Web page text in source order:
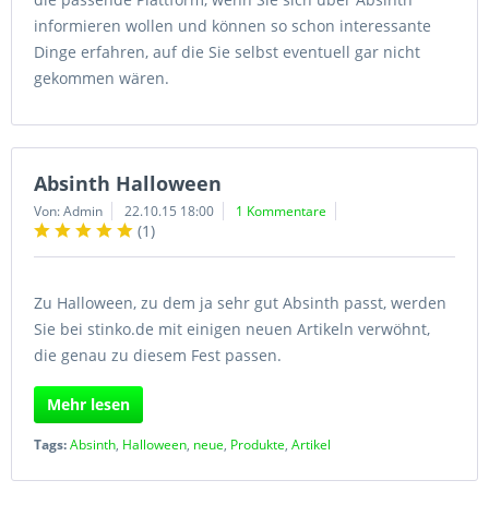
informieren wollen und können so schon interessante
Dinge erfahren, auf die Sie selbst eventuell gar nicht
gekommen wären.
Absinth Halloween
Von: Admin 22.10.15 18:00 1 Kommentare
(1)
Zu Halloween, zu dem ja sehr gut Absinth passt, werden
Sie bei stinko.de mit einigen neuen Artikeln verwöhnt,
die genau zu diesem Fest passen.
Mehr lesen
Tags:Absinth, Halloween, neue, Produkte, Artikel